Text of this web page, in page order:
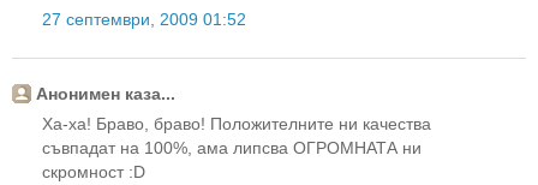
27 септември, 2009 01:52
Анонимен каза...
Ха-ха! Браво, браво! Положителните ни качества
съвпадат на 100%, ама липсва ОГРОМНАТА ни
скромност :D